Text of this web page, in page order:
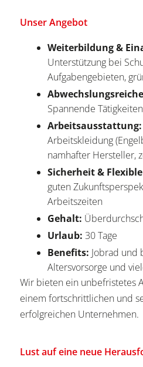
Unser Angebot
Weiterbildung &
Unterstützung bei
Aufgabengebieten,
Spannende
Arbeitsausstattung:
Arbeitskleidung
namhafter Hersteller,
Sicherheit &
guten
Arbeitszeiten
Gehalt:
Urlaub: 30 Tage
Benefits: Jobrad und
Altersvorsorge und
Wir bieten ein unbefristetes
einem fortschrittlichen und
erfolgreichen Unternehmen.
Lust auf eine neue